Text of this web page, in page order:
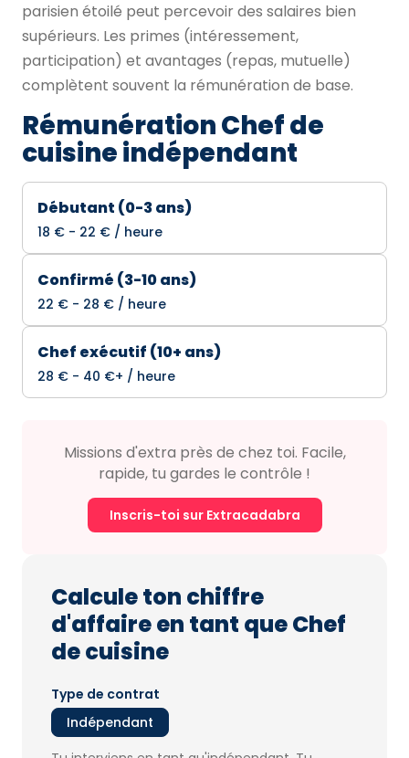
parisien étoilé peut percevoir des salaires bien
supérieurs. Les primes (intéressement,
participation) et avantages (repas, mutuelle)
complètent souvent la rémunération de base.
Rémunération Chef de
cuisine indépendant
Débutant (0-3 ans)
18 € - 22 € / heure
Confirmé (3-10 ans)
22 € - 28 € / heure
Chef exécutif (10+ ans)
28 € - 40 €+ / heure
Missions d'extra près de chez toi. Facile,
rapide, tu gardes le contrôle !
Inscris-toi sur Extracadabra
Calcule ton chiffre
d'affaire en tant que Chef
de cuisine
Type de contrat
Indépendant